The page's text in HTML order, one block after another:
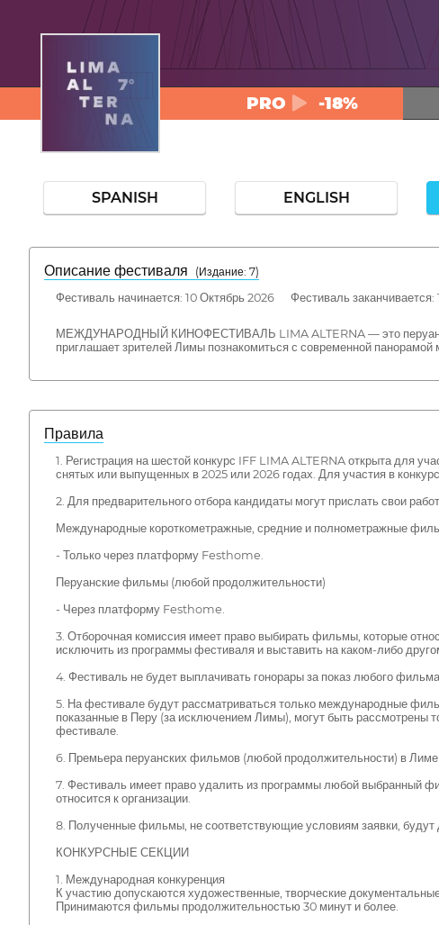
PRO -18%
SPANISH ENGLISH
Описание фестиваля
( Издание: 7)
Фестиваль начинается: 10 Октябрь 2026 Фестиваль заканчивается:
МЕЖДУНАРОДНЫЙ КИНОФЕСТИВАЛЬ LIMA ALTERNA — это
приглашает зрителей Лимы познакомиться с современной
Правила
1. Регистрация на шестой конкурс IFF LIMA ALTERNA открыта для
снятых или выпущенных в 2025 или 2026 годах. Для участия в
2. Для предварительного отбора кандидаты могут прислать свои
Международные короткометражные, средние и полнометражные
- Только через платформу Festhome.
Перуанские фильмы (любой продолжительности)
- Через платформу Festhome.
3. Отборочная комиссия имеет право выбирать фильмы, которые
исключить из программы фестиваля и выставить на каком-либо
4. Фестиваль не будет выплачивать гонорары за показ любого
5. На фестивале будут рассматриваться только международные
показанные в Перу (за исключением Лимы), могут быть рассмотрены
фестивале.
6. Премьера перуанских фильмов (любой продолжительности) в
7. Фестиваль имеет право удалить из программы любой выбранный
относится к организации.
8. Полученные фильмы, не соответствующие условиям заявки, будут
КОНКУРСНЫЕ СЕКЦИИ
1. Международная конкуренция
К участию допускаются художественные, творческие
Принимаются фильмы продолжительностью 30 минут и более.